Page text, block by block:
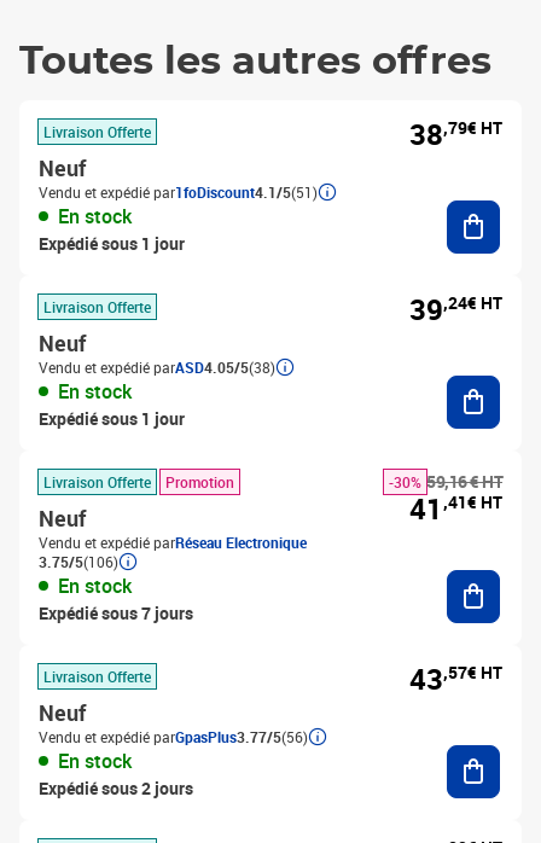
Toutes les autres offres
Livraison Offerte
Neuf
Vendu et expédié par1foDiscount4.1/5(51)
En stock
Expédié sous 1 jour
38,79€ HT
Livraison Offerte
Neuf
Vendu et expédié parASD4.05/5(38)
En stock
Expédié sous 1 jour
39,24€ HT
Livraison Offerte Promotion
Neuf
Vendu et expédié parRéseau Electronique
3.75/5(106)
En stock
Expédié sous 7 jours
59,16 € HT
-30%
41 ,41€ HT
Livraison Offerte
Neuf
Vendu et expédié parGpasPlus3.77/5(56)
En stock
Expédié sous 2 jours
43,57€ HT